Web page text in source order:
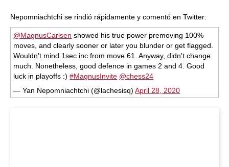
Nepomniachtchi se rindió rápidamente y comentó en Twitter:
@MagnusCarlsen showed his true power premoving 100%
moves, and clearly sooner or later you blunder or get flagged.
Wouldn't mind 1sec inc from move 61. Anyway, didn't change
much. Nonetheless, good defence in games 2 and 4. Good
luck in playoffs :)#MagnusInvite @chess24
— Yan Nepomniachtchi (@lachesisq)April 28, 2020